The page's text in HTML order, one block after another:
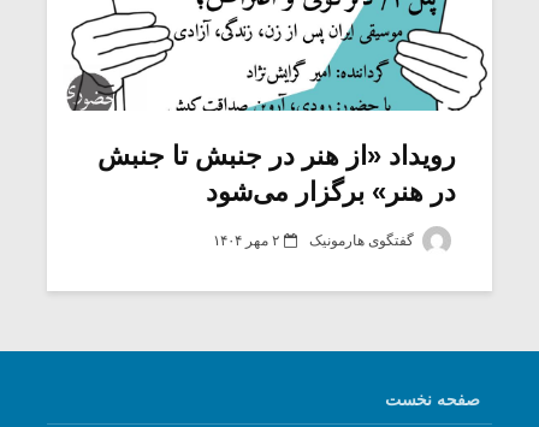
رویداد «از هنر در جنبش تا جنبش
در هنر» برگزار می‌شود
گفتگوی هارمونیک ۲ مهر ۱۴۰۴
صفحه نخست